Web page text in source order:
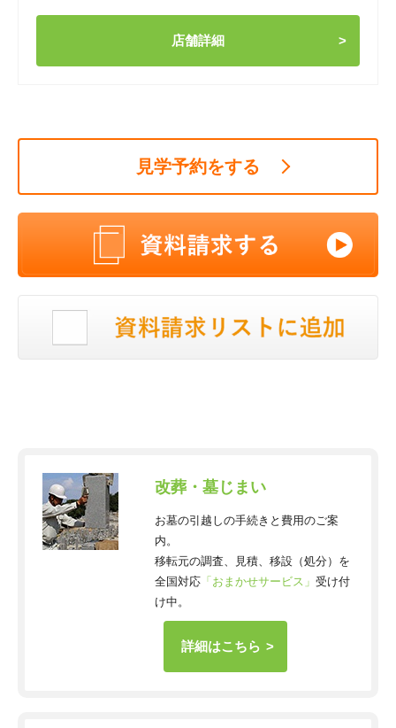
店舗詳細
見学予約をする
改葬・墓じまい
お墓の引越しの手続きと費用のご案
内。
移転元の調査、見積、移設（処分）を
全国対応「おまかせサービス」 受け付
け中。
詳細はこちら